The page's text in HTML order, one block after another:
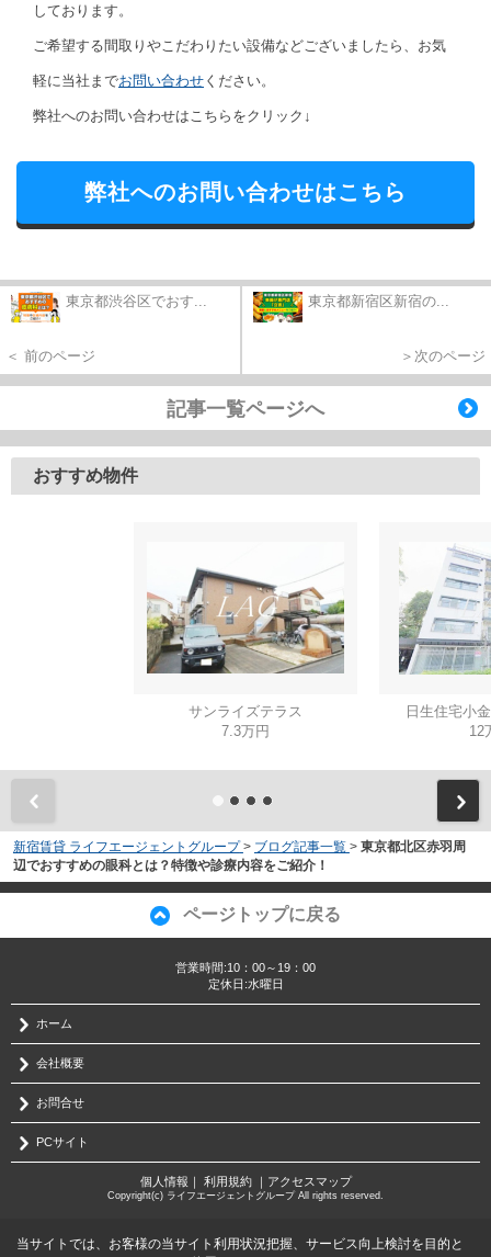
しております。
ご希望する間取りやこだわりたい設備などございましたら、お気
軽に当社までお問い合わせ ください。
弊社へのお問い合わせはこちらをクリック↓
弊社へのお問い合わせはこちら
東京都渋谷区でおす...
＜ 前のページ
東京都新宿区新宿の...
＞次のページ
記事一覧ページへ
おすすめ物件
サンライズテラス
7.3万円
日生住宅小
12
新宿賃貸 ライフエージェントグループ > ブログ記事一覧 > 東京都北区赤羽周
辺でおすすめの眼科とは？特徴や診療内容をご紹介！
ページトップに戻る
営業時間:10：00～19：00
定休日:水曜日
ホーム
会社概要
お問合せ
PCサイト
個人情報 ｜ 利用規約｜ アクセスマップ
Copyright(c) ライフエージェントグループ All rights reserved.
当サイトでは、お客様の当サイト利用状況把握、サービス向上検討を目的と